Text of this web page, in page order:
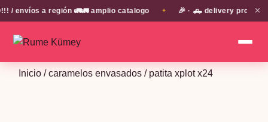
envíos a región 🚛🚛 amplio catalogo 🎉 · 🛻 delivery propio en
✕
Inicio /caramelos envasados / patita xplot x24